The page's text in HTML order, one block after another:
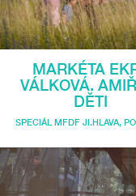
MARKÉTA
VÁLKOVÁ.
DĚTI
SPECIÁL MFDF JI.HLAVA,